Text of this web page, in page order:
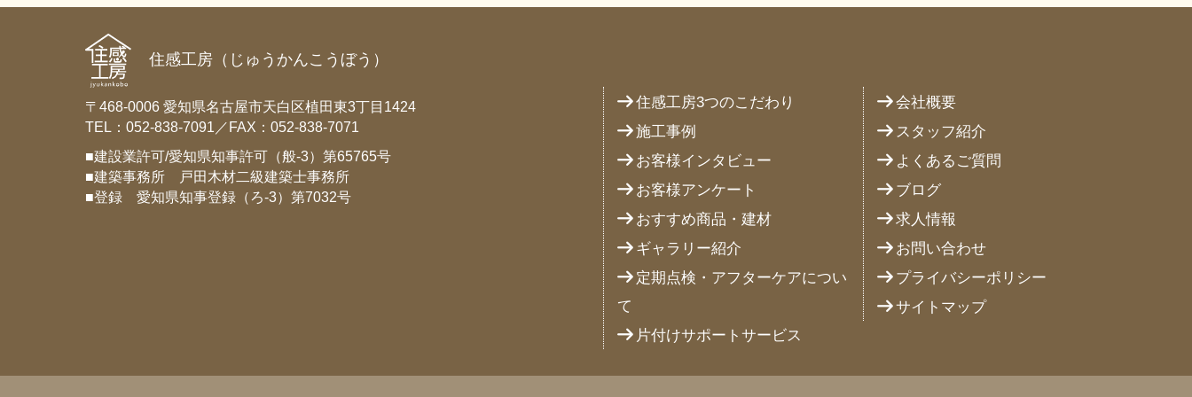
住感工房（じゅうかんこうぼう）
〒468-0006 愛知県名古屋市天白区植田東3丁目1424
TEL：052-838-7091／FAX：052-838-7071
■建設業許可/愛知県知事許可（般-3）第65765号
■建築事務所 戸田木材二級建築士事務所
■登録 愛知県知事登録（ろ-3）第7032号
住感工房3つのこだわり
施工事例
お客様インタビュー
お客様アンケート
おすすめ商品・建材
ギャラリー紹介
定期点検・アフターケアについ
て
片付けサポートサービス
会社概要
スタッフ紹介
よくあるご質問
ブログ
求人情報
お問い合わせ
プライバシーポリシー
サイトマップ